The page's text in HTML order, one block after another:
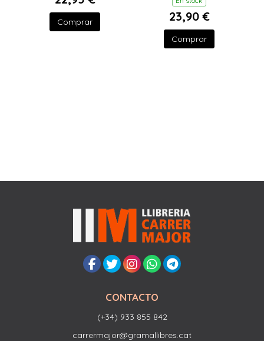
Comprar 23,90 €
Comprar
CONTACTO
(+34) 933 855 842
carrermajor@gramallibres.cat